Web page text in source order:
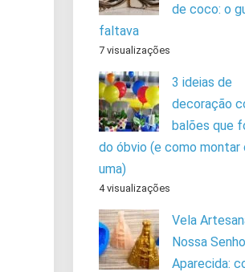
de coco: o
faltava
7 visualizações
3 ideias de
decoração
balões que
do óbvio (e como montar
uma)
4 visualizações
Vela
Nossa
Aparecida: